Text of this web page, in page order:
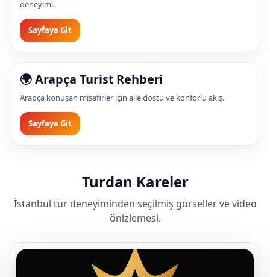
deneyimi.
Sayfaya Git
🌍 Arapça Turist Rehberi
Arapça konuşan misafirler için aile dostu ve konforlu akış.
Sayfaya Git
Turdan Kareler
İstanbul tur deneyiminden seçilmiş görseller ve video
önizlemesi.